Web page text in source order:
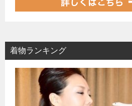
着物ランキング